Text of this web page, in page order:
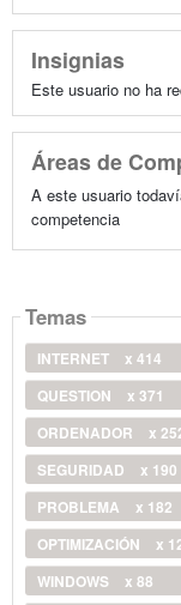
Insignias
Este usuario no ha
Áreas de
A este usuario
competencia
Temas
INTERNET
x 414
QUESTION
x 371
ORDENADOR
x
SEGURIDAD
x 190
PROBLEMA
x 182
OPTIMIZACIÓN
x
WINDOWS
x 88